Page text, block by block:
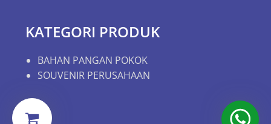
KATEGORI PRODUK
BAHAN PANGAN POKOK
SOUVENIR PERUSAHAAN